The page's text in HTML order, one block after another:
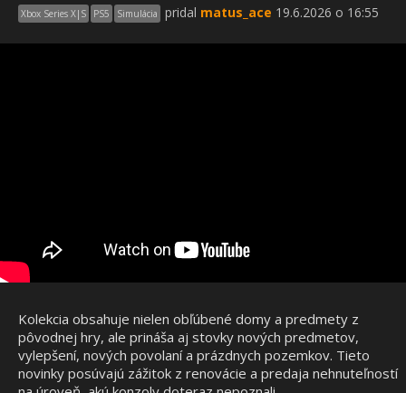
Xbox Series X|S PS5 Simulácia pridal matus_ace 19.6.2026 o 16:55
Kolekcia obsahuje nielen obľúbené domy a predmety z
pôvodnej hry, ale prináša aj stovky nových predmetov,
vylepšení, nových povolaní a prázdnych pozemkov. Tieto
novinky posúvajú zážitok z renovácie a predaja nehnuteľností